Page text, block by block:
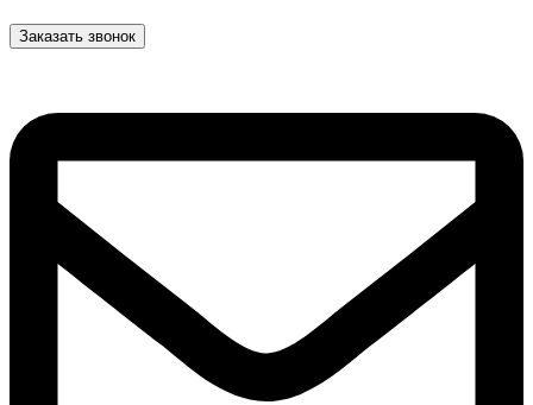
Заказать звонок